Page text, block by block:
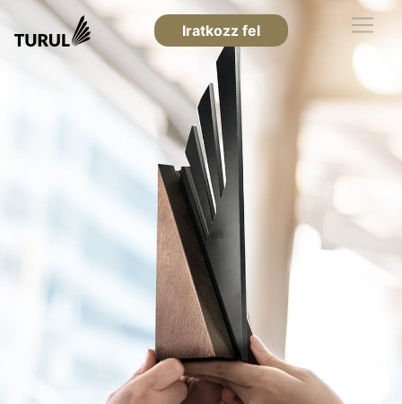
Iratkozz fel